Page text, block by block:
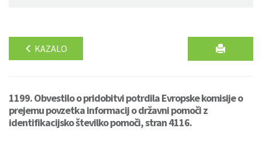
KAZALO
1199. Obvestilo o pridobitvi potrdila Evropske komisije o
prejemu povzetka informacij o državni pomoči z
identifikacijsko številko pomoči, stran 4116.